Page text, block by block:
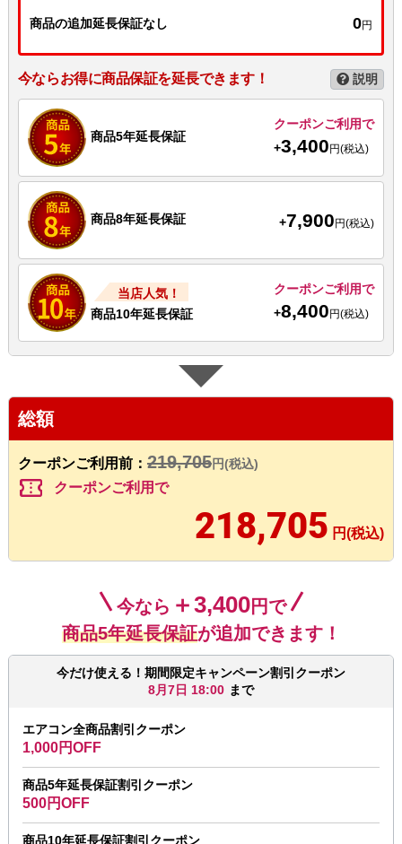
商品の追加延長保証なし 0円
今ならお得に商品保証を延長できます！ 説明
商品5年延長保証
クーポンご利用で
+3,400 円(税込)
商品8年延長保証 +7,900円(税込)
当店人気！
商品10年延長保証
クーポンご利用で
+8,400 円(税込)
総額
クーポンご利用前： 219,705円(税込)
confirmation_number クーポンご利用で
218,705 円(税込)
今なら ＋3,400円で
商品5年延長保証が追加できます！
今だけ使える！期間限定キャンペーン割引クーポン
8月7日 18:00 まで
エアコン全商品割引クーポン
1,000円OFF
商品5年延長保証割引クーポン
500円OFF
商品10年延長保証割引クーポン